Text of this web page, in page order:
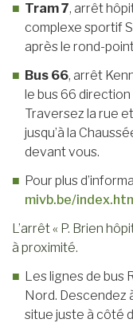
Tram 7, arrêt
complexe sportif
après le rond-
Bus 66, arrêt
le bus 66 direction
Traversez la rue
jusqu’à la
devant vous.
Pour plus
mivb.be/
L’arrêt « P. Brien
à proximité.
Les lignes de bus
Nord. Descendez
situe juste à côté